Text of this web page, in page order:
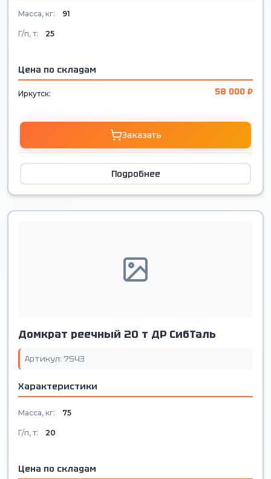
Масса, кг: 91
Г/п, т: 25
Цена по складам
Иркутск: 58 000 ₽
Заказать
Подробнее
Домкрат реечный 20 т ДР СибТаль
Артикул: 7543
Характеристики
Масса, кг: 75
Г/п, т: 20
Цена по складам